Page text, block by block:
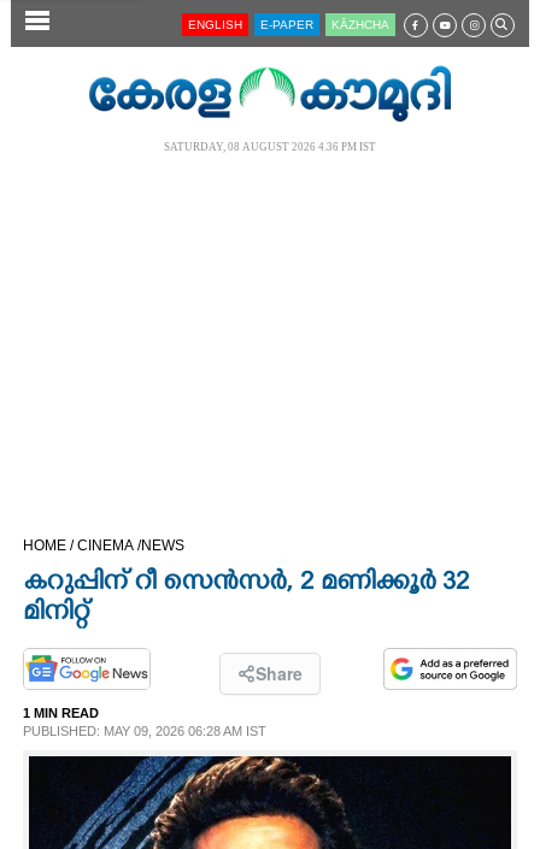
SECTIONS
OPINION
SPIRITUAL
ENGLISH E-PAPER KĀZHCHA
SATURDAY, 08 AUGUST 2026 4.36 PM IST
HOME /CINEMA /NEWS
കറുപ്പിന് റീ സെൻസർ,​ 2 മണിക്കൂർ 32
മിനിറ്റ്
Share
1 MIN READ
PUBLISHED: MAY 09, 2026 06:28 AM IST